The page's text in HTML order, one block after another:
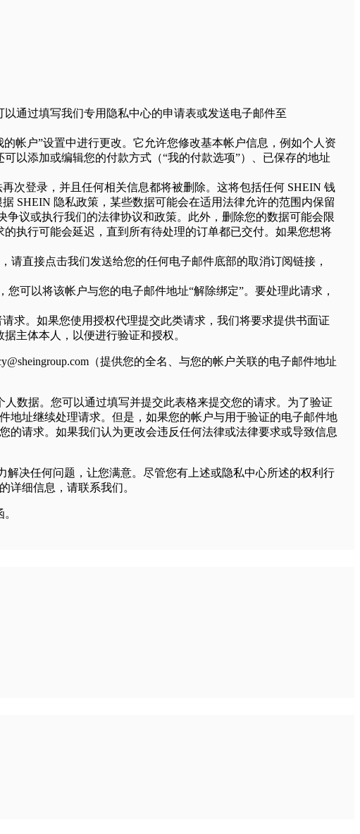
通过填写我们专用隐私中心的申请表或发送电子邮件至
帐户”设置中进行更改。它允许您修改基本帐户信息，例如个人资
以添加或编辑您的付款方式（“我的付款选项”）、已保存的地址
次登录，并且任何相关信息都将被删除。这将包括任何 SHEIN 钱
SHEIN 隐私政策，某些数据可能会在适用法律允许的范围内保留
议或执行我们的法律协议和政策。此外，删除您的数据可能会限
执行可能会延迟，直到所有待处理的订单都已交付。如果您想将
直接点击我们发送给您的任何电子邮件底部的取消订阅链接，
可以将该帐户与您的电子邮件地址“解除绑定”。要处理此请求，
求。如果您使用授权代理提交此类请求，我们将要求提供书面证
主体本人，以便进行验证和授权。
（提供您的全名、与您的帐户关联的电子邮件地址
数据。您可以通过填写并提交此表格来提交您的请求。为了验证
地址继续处理请求。但是，如果您的帐户与用于验证的电子邮件地
请求。如果我们认为更改会违反任何法律或法律要求或导致信息
解决任何问题，让您满意。尽管您有上述或隐私中心所述的权利行
详细信息，请联系我们。